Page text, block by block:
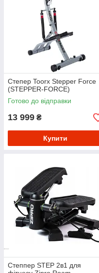
Степер Toorx Stepper Force
(STEPPER-FORCE)
Готово до відправки
13 999 ₴
Купити
Степпер STEP 2в1 для